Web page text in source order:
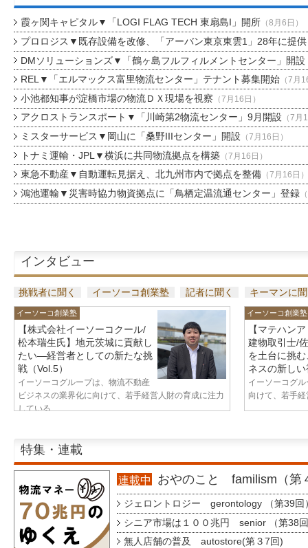
霞ヶ関キャピタル▼「LOGI FLAG TECH 東扇島I」開所（8月6日）
プロロジス▼既存設備を改修、「アーバン東京東雲1」28年に提供
DMソリューションズ▼「鶴ヶ島フルフィルメントセンター」開設
REL▼「エルマックス富里物流センター」テナント募集開始（7月
小池都知事が淀橋市場の物流ＤＸ現場を視察 （7月16日）
アクロストランスポート▼「川崎第2物流センター」9月開設 （7月
ミスターサービス▼岡山に「桑野IIIセンター」開設 （7月16日）
トナミ運輸・JPL▼横浜に共同物流拠点を構築（7月16日）
東急不動産▼自動運転見据え、北九州市内で拠点を整備（7月16日）
鴻池運輸▼災害時協力物資拠点に「鳥栖定温流通センター」登録
インタビュー
挑戦者に聞く イーソーコ創業塾 記者に聞く キーマンに
イーソーコ創業塾
【株式会社イーソーコクール/
松本瑞生氏】地元茨城に貢献し
たい—経営者としての新たな挑
戦（Vol.5）
イーソーコグループは、物流不動産
ビジネスの業界化に向けて、若手経営人財の育成に注力
している...
イーソーコ創業塾
【マテハン
建物取引士/
を土台に挑
ネスの新し
イーソーコグ
向けて、若手
特集・連載
連載中 おやのこと familism（第
ジェロントロジー gerontology （第39回
シニア市場は１００兆円 senior （第38
無人店舗の普及 autostore(第３7回)